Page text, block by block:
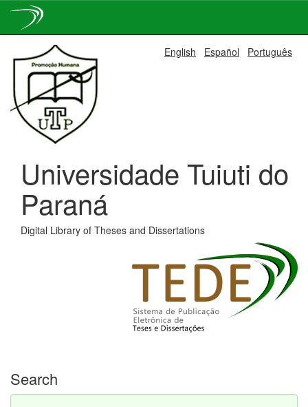
navigation
English Español Português
Universidade Tuiuti do
Paraná
Digital Library of Theses and Dissertations
Search